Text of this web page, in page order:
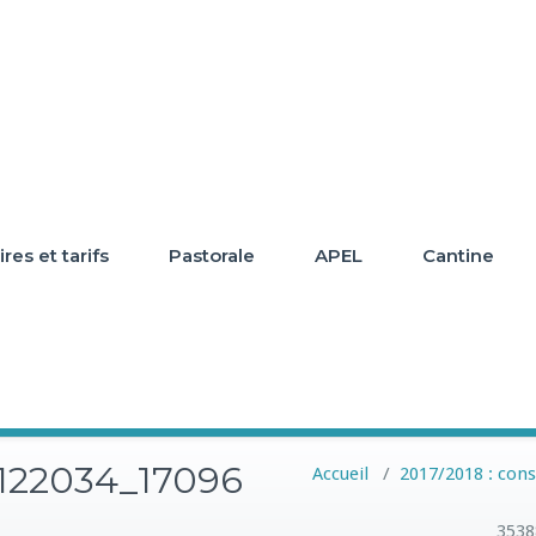
et tarifs Pastorale APEL Cantine
Accueil / 2017/2018 :